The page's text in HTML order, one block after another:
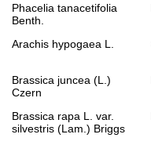
Phacelia tanacetifolia
Benth.
Arachis hypogaea L.
Brassica juncea (L.)
Czern
Brassica rapa L. var.
silvestris (Lam.) Briggs